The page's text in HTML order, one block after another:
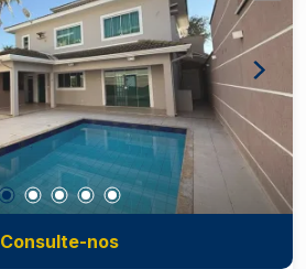
Consulte-nos